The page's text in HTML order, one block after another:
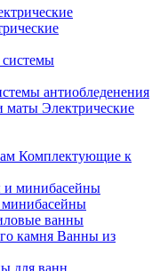
антиобледенения
Электрические
Комплектующие к
ванны
Ванны из
для ванн